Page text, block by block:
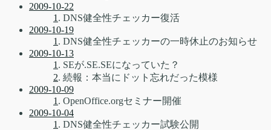
2009-10-22
1 . DNS健全性チェッカー復活
2009-10-19
1 . DNS健全性チェッカーの一時休止のお知らせ
2009-10-13
1 . SEが.SE.SEになっていた？
2. 続報：本当にドット忘れだった模様
2009-10-09
1 . OpenOffice.orgセミナー開催
2009-10-04
1 . DNS健全性チェッカー試験公開